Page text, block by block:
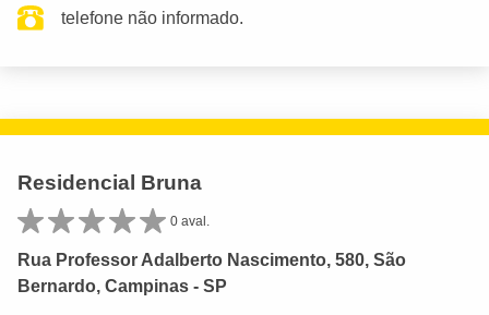
telefone não informado.
Residencial Bruna
0 aval.
Rua Professor Adalberto Nascimento, 580, São
Bernardo, Campinas - SP